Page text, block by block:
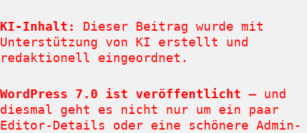
KI-Inhalt:
Dieser Beitrag wurde mit
Unterstützung von KI erstellt und
redaktionell eingeordnet.
WordPress 7.0 ist veröffentlicht – und
diesmal geht es nicht nur um ein paar
Editor-Details oder eine schönere Admin-